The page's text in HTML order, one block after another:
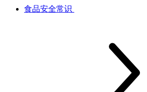
食品安全常识